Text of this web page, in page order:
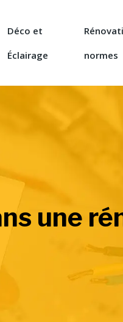
Déco et
Éclairage
normes
une